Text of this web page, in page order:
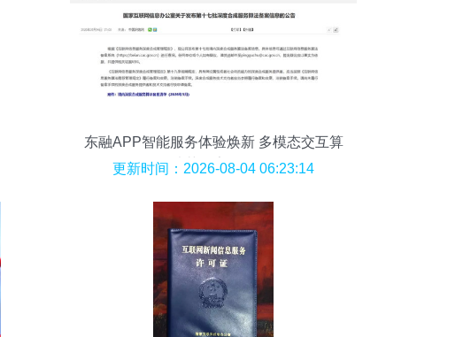
东融APP智能服务体验焕新 多模态交互算
法获国家认证
更新时间：2026-08-04 06:23:14